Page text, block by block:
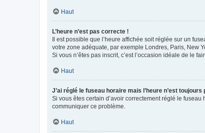
Haut
L’heure n’est pas correcte !
Il est possible que l’heure affichée soit réglée sur un
votre zone adéquate, par exemple Londres, Paris, New
Si vous n’êtes pas inscrit, c’est l’occasion idéale de le
Haut
J’ai réglé le fuseau horaire mais l’heure n’est
Si vous êtes certain d’avoir correctement réglé le
communiquer ce problème.
Haut